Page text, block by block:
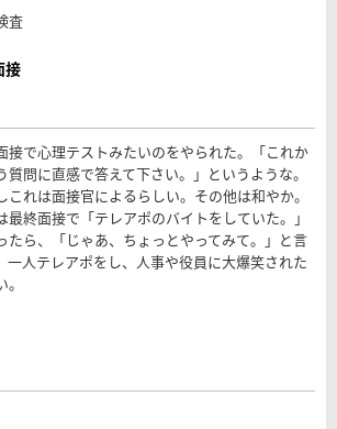
査
接
接で心理テストみたいのをやられた。「これか
質問に直感で答えて下さい。」というような。
これは面接官によるらしい。その他は和やか。
最終面接で「テレアポのバイトをしていた。」
たら、「じゃあ、ちょっとやってみて。」と言
一人テレアポをし、人事や役員に大爆笑された